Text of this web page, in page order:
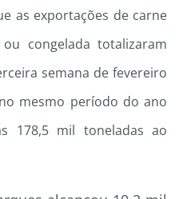
as exportações de carne
congelada totalizaram
semana de fevereiro
mesmo período do ano
178,5 mil toneladas ao